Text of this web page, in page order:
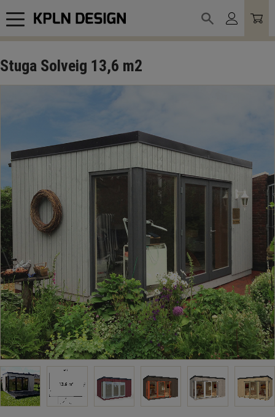
Meny
Stuga Solveig 13,6 m2